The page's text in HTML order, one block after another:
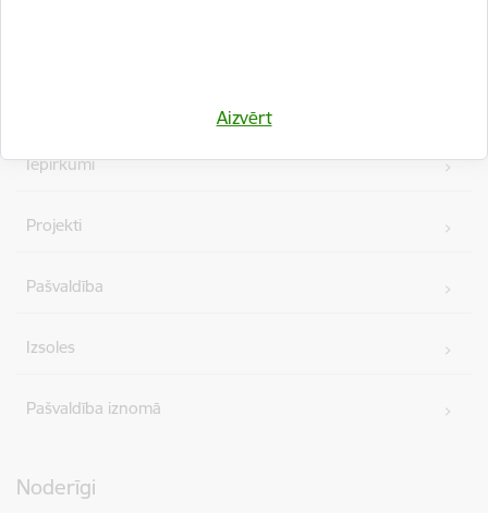
Aizvērt
Iepirkumi
Projekti
Pašvaldība
Izsoles
Pašvaldība iznomā
Noderīgi